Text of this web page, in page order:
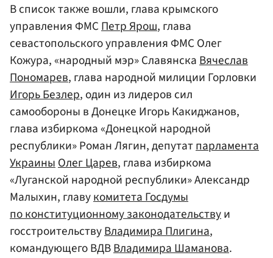
В список также вошли, глава крымского
управления ФМСПетр Ярош, глава
севастопольского управления ФМС Олег
Кожура, «народный мэр» СлавянскаВячеслав
Пономарев, глава народной милиции Горловки
Игорь Безлер, один из лидеров сил
самообороны в Донецке Игорь Какиджанов,
глава избиркома «Донецкой народной
республики» Роман Лягин, депутатпарламента
УкраиныОлег Царев, глава избиркома
«Луганской народной республики» Александр
Малыхин, главукомитета Госдумы
по конституционному законодательствуи
госстроительствуВладимира Плигина,
командующего ВДВВладимира Шаманова.